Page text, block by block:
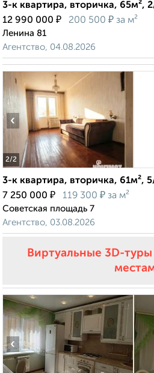
3-к квартира, вторичка, 65м²,
12 990 000 ₽ 200 500 ₽ за м²
Ленина 81
Агентство, 04.08.2026
2/2
‹
3-к квартира, вторичка, 61м²,
7 250 000 ₽ 119 300 ₽ за м²
Советская площадь 7
Агентство, 03.08.2026
Виртуальные 3D-
‹